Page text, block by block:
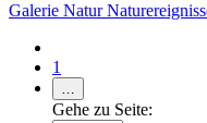
Galerie Natur
1
…
Gehe zu Seite: